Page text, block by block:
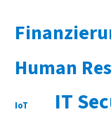
Human
IoT IT